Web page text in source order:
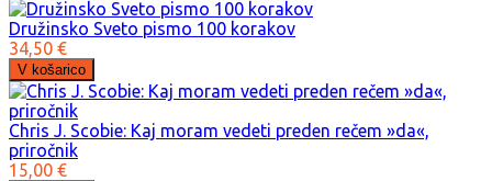
Družinsko Sveto pismo 100 korakov
34,50 €
Chris J. Scobie: Kaj moram vedeti preden rečem »da«,
priročnik
15,00 €